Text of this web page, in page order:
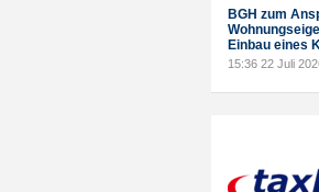
BGH zum
Einbau eines
15:36 22 Juli